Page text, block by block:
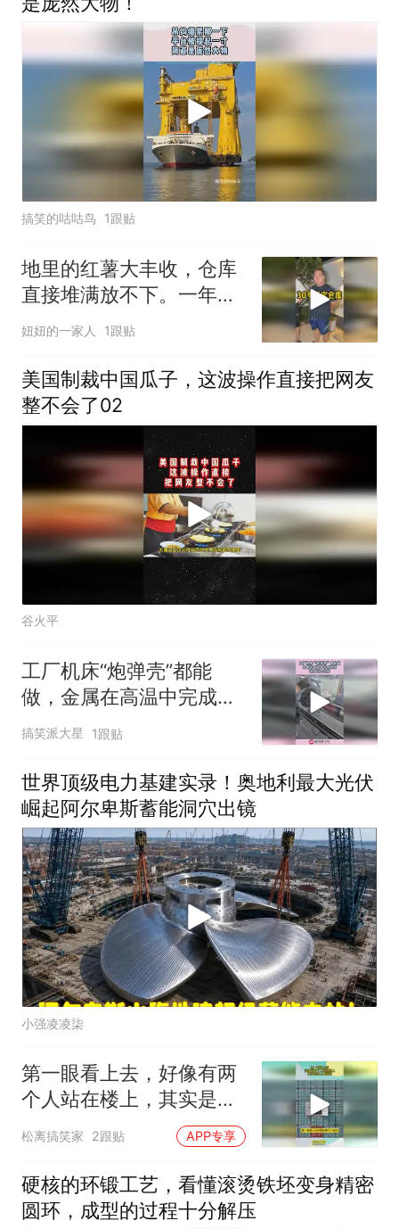
搞笑的咕咕鸟 1跟贴
地里的红薯大丰收，仓库
直接堆满放不下。一年的
租金算下来真不少。去找
们种的农产品多，以后经
常要存放货物是刚需
妞妞的一家人 1跟贴
美国制裁中国瓜子，这波操作直接把网友
整不会了02
谷火平
工厂机床“炮弹壳”都能
做，金属在高温中完成蜕
变，这工艺怎么样！
搞笑派大星 1跟贴
世界顶级电力基建实录！奥地利最大光伏
崛起阿尔卑斯蓄能洞穴出镜
小强凌凌柒
第一眼看上去，好像有两
个人站在楼上，其实是海
上集装箱
松离搞笑家 2跟贴 APP专享
硬核的环锻工艺，看懂滚烫铁坯变身精密
圆环，成型的过程十分解压